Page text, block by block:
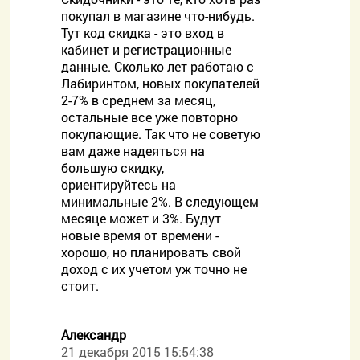
покупал в магазине что-нибудь.
Тут код скидка - это вход в
кабинет и регистрационные
данные. Сколько лет работаю с
Лабиринтом, новых покупателей
2-7% в среднем за месяц,
остальные все уже повторно
покупающие. Так что не советую
вам даже надеяться на
большую скидку,
ориентируйтесь на
минимальные 2%. В следующем
месяце может и 3%. Будут
новые время от времени -
хорошо, но планировать свой
доход с их учетом уж точно не
стоит.
Александр
21 декабря 2015 15:54:38